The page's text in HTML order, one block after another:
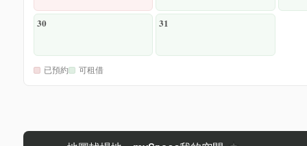
30 31
已預約 可租借